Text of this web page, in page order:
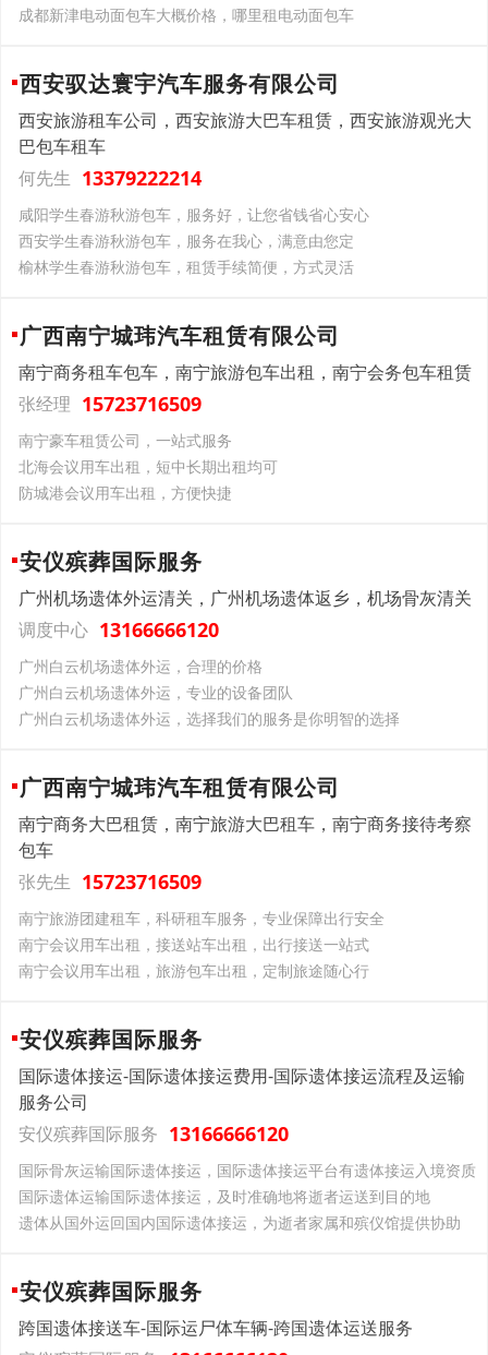
成都新津电动面包车大概价格，哪里租电动面包车
西安驭达寰宇汽车服务有限公司
西安旅游租车公司，西安旅游大巴车租赁，西安旅游观光大
巴包车租车
何先生 13379222214
咸阳学生春游秋游包车，服务好，让您省钱省心安心
西安学生春游秋游包车，服务在我心，满意由您定
榆林学生春游秋游包车，租赁手续简便，方式灵活
广西南宁城玮汽车租赁有限公司
南宁商务租车包车，南宁旅游包车出租，南宁会务包车租赁
张经理 15723716509
南宁豪车租赁公司，一站式服务
北海会议用车出租，短中长期出租均可
防城港会议用车出租，方便快捷
安仪殡葬国际服务
广州机场遗体外运清关，广州机场遗体返乡，机场骨灰清关
调度中心 13166666120
广州白云机场遗体外运，合理的价格
广州白云机场遗体外运，专业的设备团队
广州白云机场遗体外运，选择我们的服务是你明智的选择
广西南宁城玮汽车租赁有限公司
南宁商务大巴租赁，南宁旅游大巴租车，南宁商务接待考察
包车
张先生 15723716509
南宁旅游团建租车，科研租车服务，专业保障出行安全
南宁会议用车出租，接送站车出租，出行接送一站式
南宁会议用车出租，旅游包车出租，定制旅途随心行
安仪殡葬国际服务
国际遗体接运-国际遗体接运费用-国际遗体接运流程及运输
服务公司
安仪殡葬国际服务 13166666120
国际骨灰运输国际遗体接运，国际遗体接运平台有遗体接运入境资质
国际遗体运输国际遗体接运，及时准确地将逝者运送到目的地
遗体从国外运回国内国际遗体接运，为逝者家属和殡仪馆提供协助
安仪殡葬国际服务
跨国遗体接送车-国际运尸体车辆-跨国遗体运送服务